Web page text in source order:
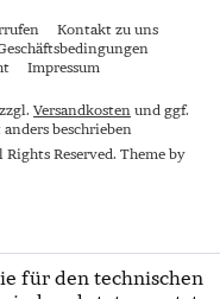
Kontakt zu uns
Impressum
Versandkosten und ggf.
beschrieben
Reserved. Theme by
für den technischen